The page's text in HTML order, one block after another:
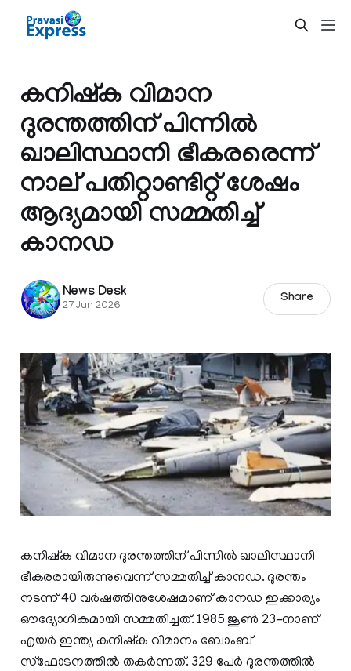
കനിഷ്‌ക വിമാന
ദുരന്തത്തിന് പിന്നില്‍
ഖാലിസ്ഥാനി ഭീകരരെന്ന്
നാല് പതിറ്റാണ്ടിറ്റ് ശേഷം
ആദ്യമായി സമ്മതിച്ച്
കാനഡ
News Desk
27 Jun 2026
Share
കനിഷ്‌ക വിമാന ദുരന്തത്തിന് പിന്നില്‍ ഖാലിസ്ഥാനി
ഭീകരരായിരുന്നുവെന്ന് സമ്മതിച്ച് കാനഡ. ദുരന്തം
നടന്ന് 40 വര്‍ഷത്തിനുശേഷമാണ് കാനഡ ഇക്കാര്യം
ഔദ്യോഗികമായി സമ്മതിച്ചത്. 1985 ജൂണ്‍ 23-നാണ്
എയര്‍ ഇന്ത്യ കനിഷ്‌ക വിമാനം ബോംബ്
സ്ഫോടനത്തില്‍ തകര്‍ന്നത്. 329 പേര്‍ ദുരന്തത്തില്‍